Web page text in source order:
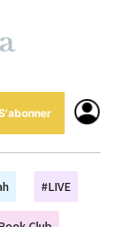
#LIVE